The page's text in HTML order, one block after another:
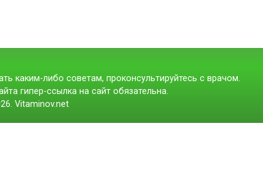
каким-либо советам, проконсультируйтесь с врачом.
гипер-ссылка на сайт обязательна.
Vitaminov.net